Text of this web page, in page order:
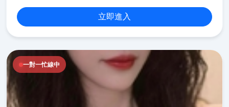
立即進入
一對一忙線中